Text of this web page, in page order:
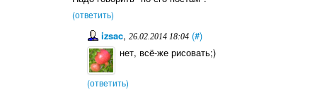
(ответить)
izsac, 26.02.2014 18:04 (#)
нет, всё-же рисовать;)
(ответить)